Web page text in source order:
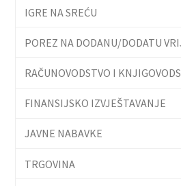
IGRE NA SREĆU
POREZ NA DODANU/DODATU
RAČUNOVODSTVO I
FINANSIJSKO IZVJEŠTAVANJE
JAVNE NABAVKE
TRGOVINA